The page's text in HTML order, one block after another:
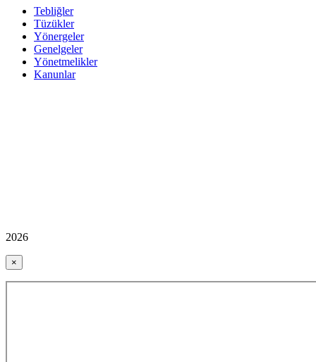
Tebliğler
Tüzükler
Yönergeler
Genelgeler
Yönetmelikler
Kanunlar
2026
×